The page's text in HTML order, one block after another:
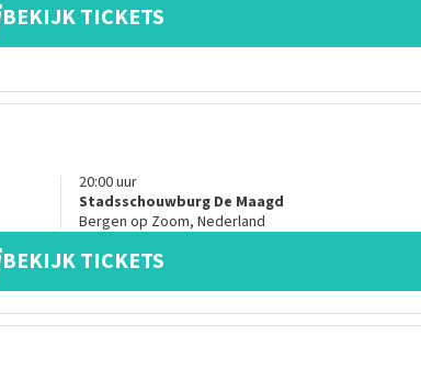
BEKIJK TICKETS
20:00uur
Stadsschouwburg De Maagd
Bergen op Zoom, Nederland
BEKIJK TICKETS